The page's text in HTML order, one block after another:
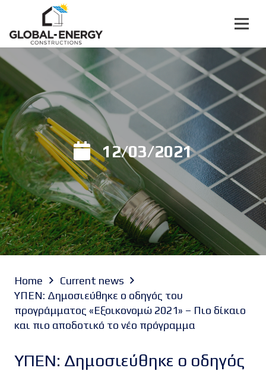
12/03/2021
Home
Current news
ΥΠΕΝ: Δημοσιεύθηκε ο οδηγός του
προγράμματος «Εξοικονομώ 2021» – Πιο δίκαιο
και πιο αποδοτικό το νέο πρόγραμμα
ΥΠΕΝ: Δημοσιεύθηκε ο οδηγός